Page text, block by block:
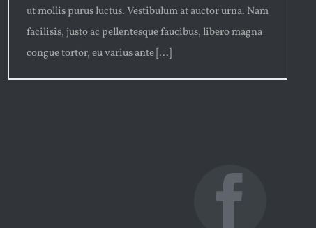
ut mollis purus luctus. Vestibulum at auctor urna. Nam
facilisis, justo ac pellentesque faucibus, libero magna
congue tortor, eu varius ante [...]